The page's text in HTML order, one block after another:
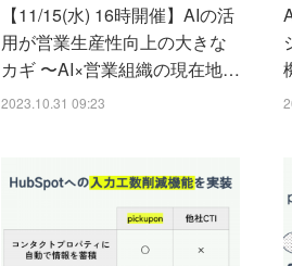
【11/15(水) 16時開催】AIの活
用が営業生産性向上の大きな
カギ 〜AI×営業組織の現在地…
2023.10.31 09:23